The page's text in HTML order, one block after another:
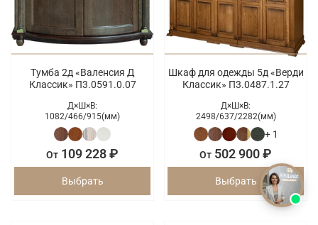
Тумба 2д «Валенсия Д
Классик» П3.0591.0.07
Д×Ш×В:
1082/466/915(мм)
От 109 228 ₽
Выбрать
Шкаф для одежды 5д «Верди
Классик» П3.0487.1.27
Д×Ш×В:
2498/637/2282(мм)
+ 1
От 502 900 ₽
Выбрать